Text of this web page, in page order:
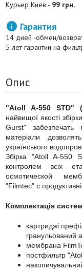
Курьер Киев - 99 грн.
 Гарантия
14 дней -обмен/
5 лет гарантии на
Опис
"Atoll A-550 STD"
найвищої якості
Gurst" забезпечать
матеріали
українського
Збірка "Atoll A-550
контролем всіх
осмотической
"Filmtec" c
Комплектація
картриджі
гранульований
мембрана
постфильтр